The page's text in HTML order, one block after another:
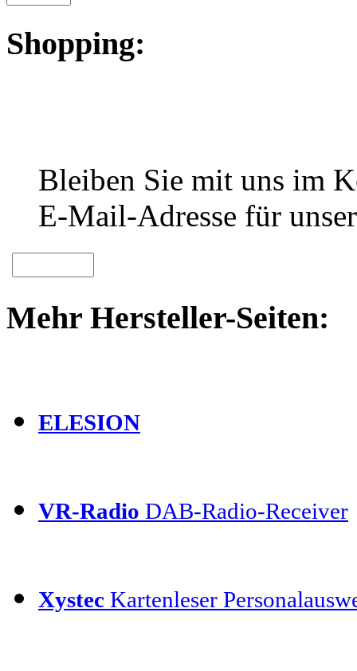
Shopping:
Bleiben Sie mit uns im
E-Mail-Adresse für
Mehr Hersteller-Seiten:
ELESION
VR-Radio DAB-Radio-Receiver
Xystec Kartenleser